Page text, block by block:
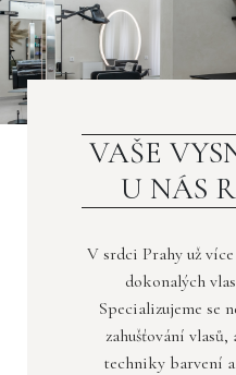
VAŠE
U NÁS
V srdci Prahy už
dokonalých
Specializujeme se
zahušťování
techniky barvení a